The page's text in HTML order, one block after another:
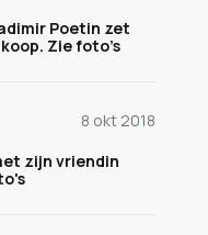
Poetin zet
Zie foto’s
8 okt 2018
zijn vriendin